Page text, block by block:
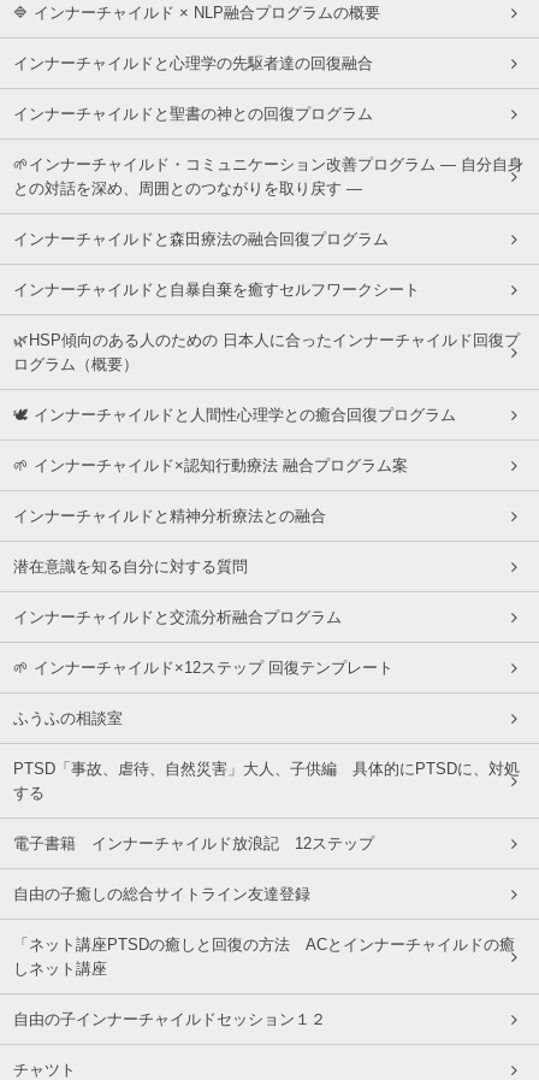
🔷 インナーチャイルド × NLP融合プログラムの概要
インナーチャイルドと心理学の先駆者達の回復融合
インナーチャイルドと聖書の神との回復プログラム
🌱インナーチャイルド・コミュニケーション改善プログラム ― 自分自身
との対話を深め、周囲とのつながりを取り戻す ―
インナーチャイルドと森田療法の融合回復プログラム
インナーチャイルドと自暴自棄を癒すセルフワークシート
🌿HSP傾向のある人のための 日本人に合ったインナーチャイルド回復プ
ログラム（概要）
🕊 インナーチャイルドと人間性心理学との癒合回復プログラム
🌱 インナーチャイルド×認知行動療法 融合プログラム案
インナーチャイルドと精神分析療法との融合
潜在意識を知る自分に対する質問
インナーチャイルドと交流分析融合プログラム
🌱 インナーチャイルド×12ステップ 回復テンプレート
ふうふの相談室
PTSD「事故、虐待、自然災害」大人、子供編 具体的にPTSDに、対処
する
電子書籍 インナーチャイルド放浪記 12ステップ
自由の子癒しの総合サイトライン友達登録
「ネット講座PTSDの癒しと回復の方法 ACとインナーチャイルドの癒
しネット講座
自由の子インナーチャイルドセッション１２
チャツト